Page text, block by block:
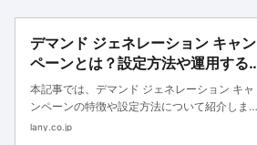
デマンド ジェネレーション キャン
ペーンとは？設定方法や運用する
ポイントを解説
本記事では、デマンド ジェネレーション キャ
ンペーンの特徴や設定方法について紹介しま
す。運用するコツも把握できるので、デマンド
lany.co.jp